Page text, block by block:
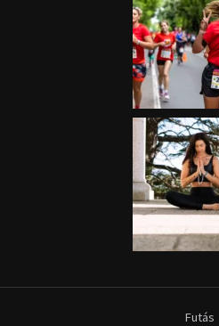
Futás